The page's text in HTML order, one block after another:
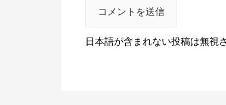
日本語が含まれない投稿は無視